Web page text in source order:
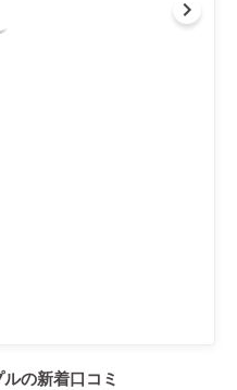
ルの新着口コミ